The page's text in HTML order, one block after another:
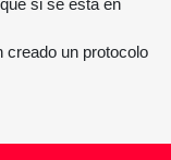
si se está en
creado un protocolo